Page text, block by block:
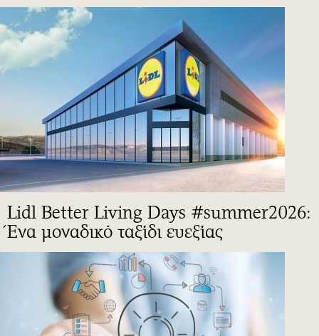
Lidl Better Living Days #summer2026:
Ένα μοναδικό ταξίδι ευεξίας